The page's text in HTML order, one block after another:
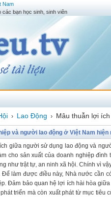
Nam
các bạn học sinh, sinh viên
› Lao Động › Mâu thuẫn lợi
và người lao động ở Việt Nam hiện
giữa người sử dụng lao động và
cho sản xuất của doanh nghiệp
như trật tự, an ninh xã hội. Chính vì
làm được điều này, Nhà nước cần
Đảm bảo quan hệ lợi ích hài hòa
triển mà còn xuất phát từ mục